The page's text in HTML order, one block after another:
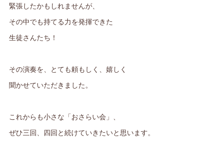
緊張したかもしれませんが、
その中でも持てる力を発揮できた
生徒さんたち！
その演奏を、とても頼もしく、嬉しく
聞かせていただきました。
これからも小さな「おさらい会」、
ぜひ三回、四回と続けていきたいと思います。